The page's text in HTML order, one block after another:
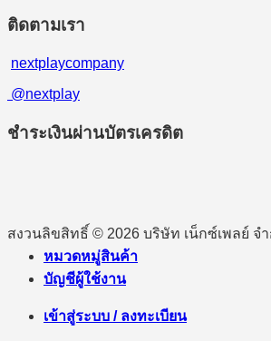
ติดตามเรา
nextplaycompany
@nextplay
ชำระเงินผ่านบัตรเครดิต
สงวนลิขสิทธิ์ © 2026 บริษัท เน็กซ์เพลย์ จ
หมวดหมู่สินค้า
บัญชีผู้ใช้งาน
เข้าสู่ระบบ / ลงทะเบียน